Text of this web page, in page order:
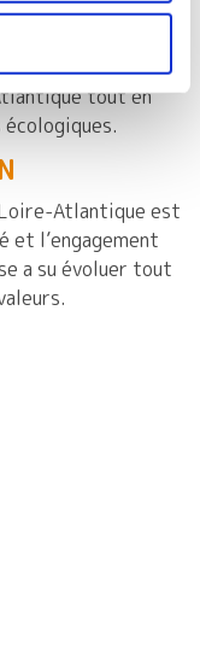
Elle vise à
tout en
Atlantique est
et l’engagement
a su évoluer tout